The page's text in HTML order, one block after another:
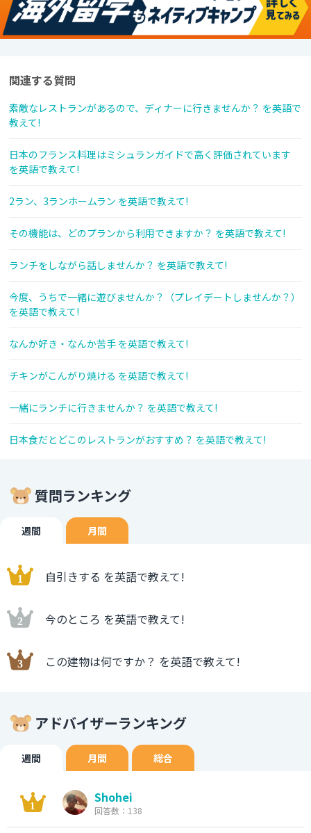
関連する質問
素敵なレストランがあるので、ディナーに行きませんか？ を英語で
教えて!
日本のフランス料理はミシュランガイドで高く評価されています
を英語で教えて!
2ラン、3ランホームラン を英語で教えて!
その機能は、どのプランから利用できますか？ を英語で教えて!
ランチをしながら話しませんか？ を英語で教えて!
今度、うちで一緒に遊びませんか？（プレイデートしませんか？）
を英語で教えて!
なんか好き・なんか苦手 を英語で教えて!
チキンがこんがり焼ける を英語で教えて!
一緒にランチに行きませんか？ を英語で教えて!
日本食だとどこのレストランがおすすめ？ を英語で教えて!
質問ランキング
週間 月間
自引きする を英語で教えて!
今のところ を英語で教えて!
この建物は何ですか？ を英語で教えて!
アドバイザーランキング
週間 月間 総合
Shohei
回答数：138